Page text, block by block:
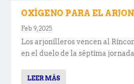
OXÍGENO PARA EL
Feb 9, 2025
Los arjonilleros vencen al
en el duelo de la séptima
LEER MÁS